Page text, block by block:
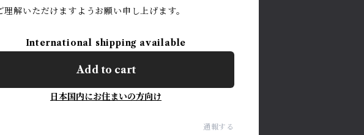
理解いただけますようお願い申し上げます。
International shipping available
Add to cart
日本国内にお住まいの方向け
通報する